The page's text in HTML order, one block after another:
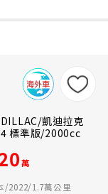
凱迪拉克
標準版/2000cc
萬
/2022/1.7萬公里